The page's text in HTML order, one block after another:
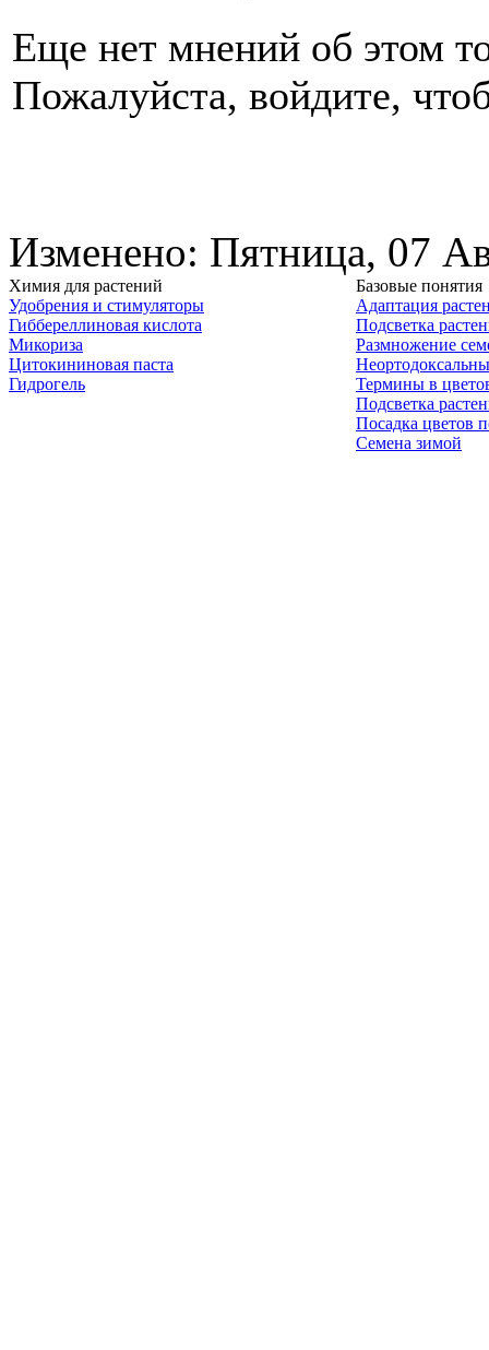
Еще нет мнений об этом
Пожалуйста, войдите,
Изменено: Пятница, 07
Химия для растений
Удобрения и стимуляторы
Гиббереллиновая кислота
Микориза
Цитокининовая паста
Гидрогель
Базовые понятия
Адаптация
Подсветка
Размножение
Термины в
Подсветка
Посадка цветов
Семена зимой